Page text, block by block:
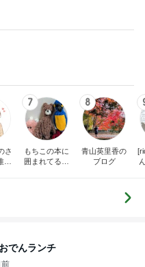
さ
7
もちこの本に
囲まれてるブ
8
青山英里香の
ブログ
でんランチ